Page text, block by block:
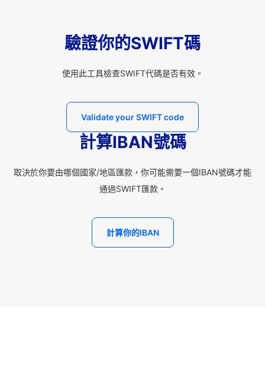
驗證你的SWIFT碼
使用此工具檢查SWIFT代碼是否有效。
Validate your SWIFT code
計算IBAN號碼
取決於你要由哪個國家/地區匯款，你可能需要一個IBAN號碼才能
通過SWIFT匯款。
計算你的IBAN